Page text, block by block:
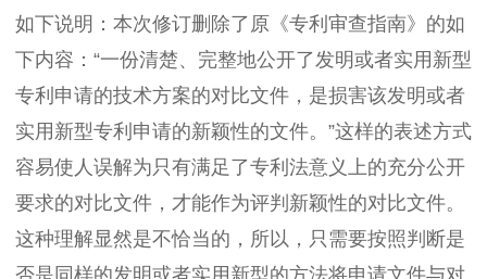
如下说明：本次修订删除了原《专利审查指南》的如
下内容：“一份清楚、完整地公开了发明或者实用新型
专利申请的技术方案的对比文件，是损害该发明或者
实用新型专利申请的新颖性的文件。”这样的表述方式
容易使人误解为只有满足了专利法意义上的充分公开
要求的对比文件，才能作为评判新颖性的对比文件。
这种理解显然是不恰当的，所以，只需要按照判断是
否是同样的发明或者实用新型的方法将申请文件与对